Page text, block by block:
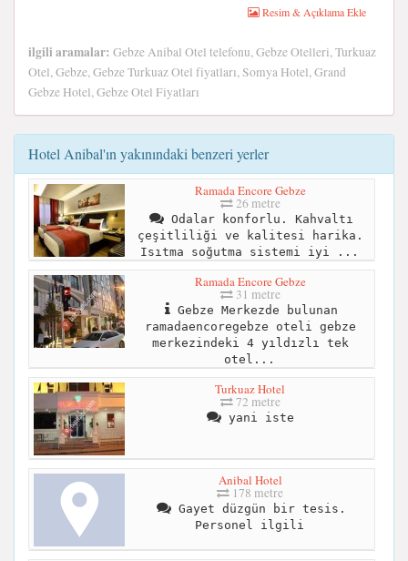
Resim & Açıklama Ekle
ilgili aramalar: Gebze Anibal Otel telefonu, Gebze Otelleri, Turkuaz
Otel, Gebze, Gebze Turkuaz Otel fiyatları, Somya Hotel, Grand
Gebze Hotel, Gebze Otel Fiyatları
Hotel Anibal'ın yakınındaki benzeri yerler
Ramada Encore Gebze
26 metre
Odalar konforlu. Kahvaltı
çeşitliliği ve kalitesi harika.
Isıtma soğutma sistemi iyi ...
Ramada Encore Gebze
31 metre
Gebze Merkezde bulunan
ramadaencoregebze oteli gebze
merkezindeki 4 yıldızlı tek
otel...
Turkuaz Hotel
72 metre
yani iste
Anibal Hotel
178 metre
Gayet düzgün bir tesis.
Personel ilgili